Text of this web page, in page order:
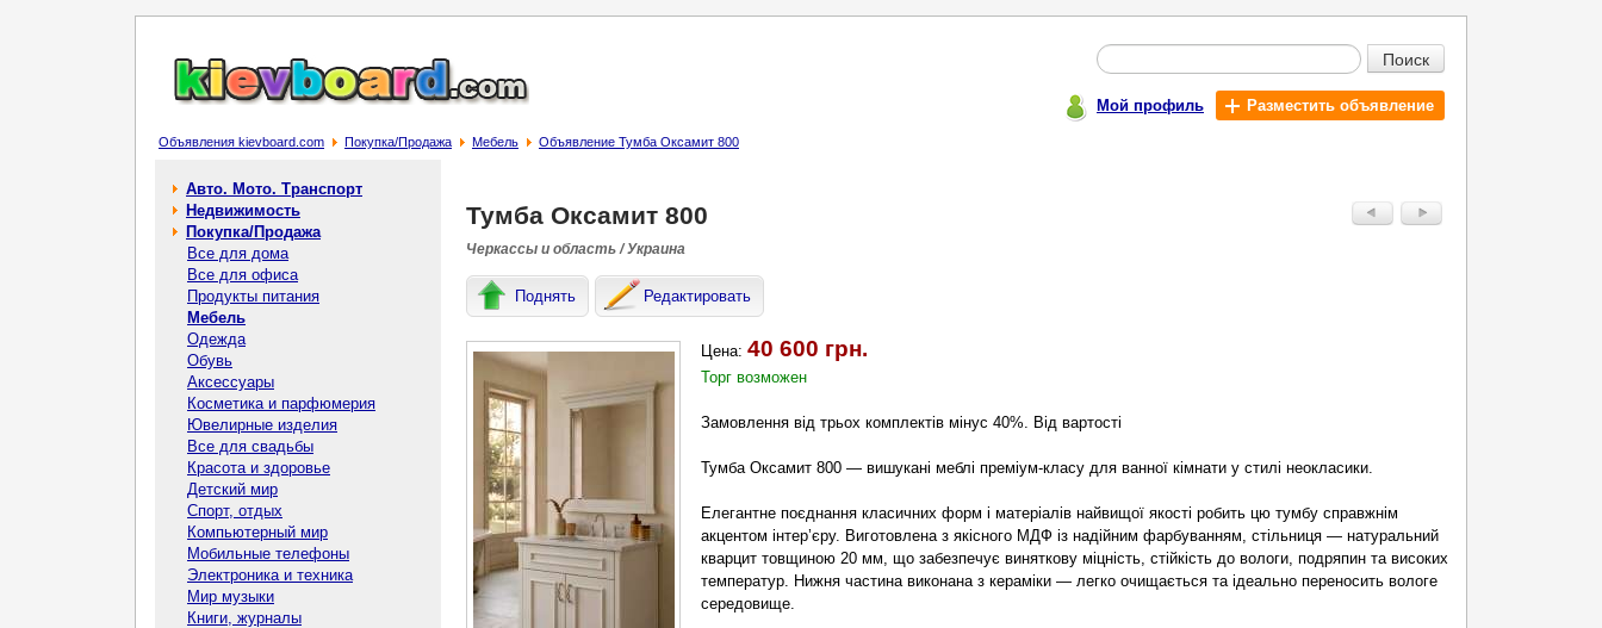
Поиск
Мой профиль Разместить объявление
Объявления kievboard.com Покупка/Продажа Мебель Объявление Тумба Оксамит 800
Авто. Мото. Транспорт
Недвижимость
Покупка/Продажа
Все для дома
Все для офиса
Продукты питания
Мебель
Одежда
Обувь
Аксессуары
Косметика и парфюмерия
Ювелирные изделия
Все для свадьбы
Красота и здоровье
Детский мир
Спорт, отдых
Компьютерный мир
Мобильные телефоны
Электроника и техника
Мир музыки
Книги, журналы
Тумба Оксамит 800
Черкассы и область / Украина
Поднять Редактировать
Цена: 40 600 грн.
Торг возможен
Замовлення від трьох комплектів мінус 40%. Від вартості
Тумба Оксамит 800 — вишукані меблі преміум-класу для ванної кімнати у стилі неокласики.
Елегантне поєднання класичних форм і матеріалів найвищої якості робить цю тумбу справжнім
акцентом інтер’єру. Виготовлена з якісного МДФ із надійним фарбуванням, стільниця — натуральний
кварцит товщиною 20 мм, що забезпечує виняткову міцність, стійкість до вологи, подряпин та високих
температур. Нижня частина виконана з кераміки — легко очищається та ідеально переносить вологе
середовище.